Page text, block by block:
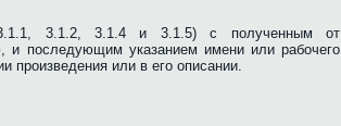
3.1.2, 3.1.4 и 3.1.5) с полученным от
и последующим указанием имени или рабочего
произведения или в его описании.